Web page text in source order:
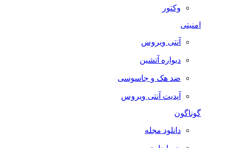
وکتور
امنیتی
آنتی ویروس
دیواره آتشین
ضد هک و جاسوسی
آپدیت آنتی ویروس
گوناگون
دانلود مجله